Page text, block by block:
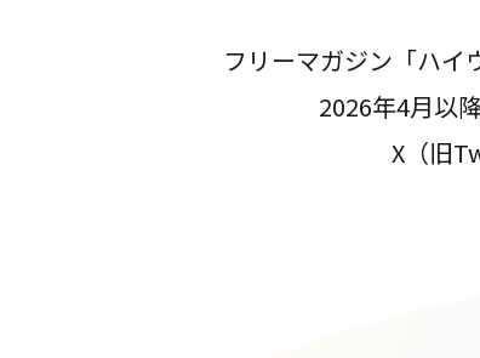
フリーマガジン「ハイ
2026年4月以
X（旧